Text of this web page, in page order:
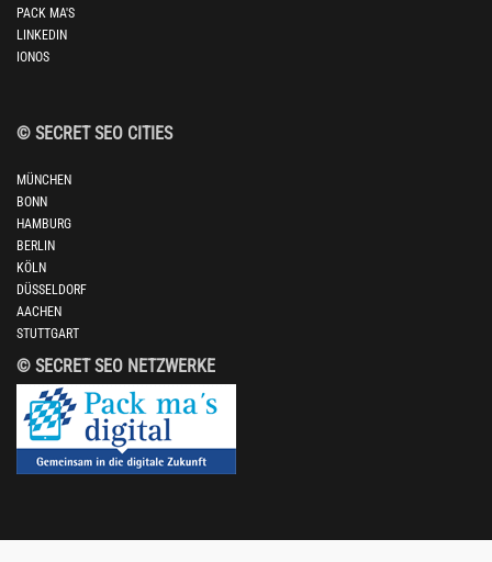
PACK MA'S
LINKEDIN
IONOS
© SECRET SEO CITIES
MÜNCHEN
BONN
HAMBURG
BERLIN
KÖLN
DÜSSELDORF
AACHEN
STUTTGART
© SECRET SEO NETZWERKE